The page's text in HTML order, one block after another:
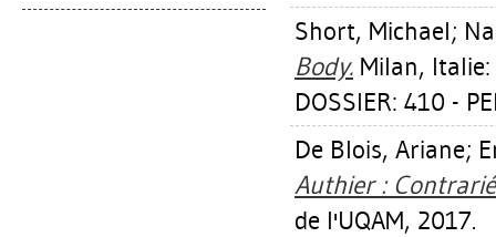
Short, Michael;
Body. Milan,
DOSSIER: 410 -
De Blois, Ariane;
Authier :
de l'UQAM, 2017.